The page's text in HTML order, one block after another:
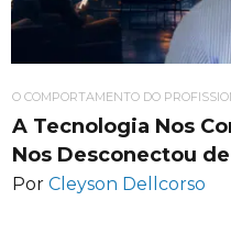
O COMPORTAMENTO DO
A Tecnologia Nos
Nos Desconectou
Por Cleyson Dellcorso